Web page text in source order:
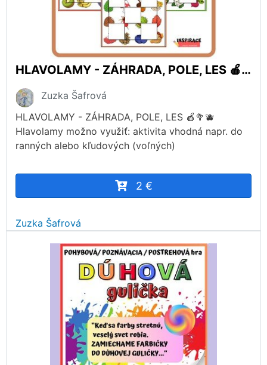
HLAVOLAMY - ZÁHRADA, POLE, LES 🍎🥦🫐
Zuzka Šafrová
HLAVOLAMY - ZÁHRADA, POLE, LES 🍎🥦🫐
Hlavolamy možno využiť: aktivita vhodná napr. do
ranných alebo kľudových (voľných)
2 €
Zuzka Šafrová